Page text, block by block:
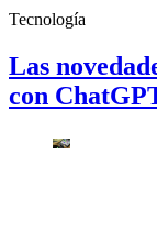
Tecnología
Las
con